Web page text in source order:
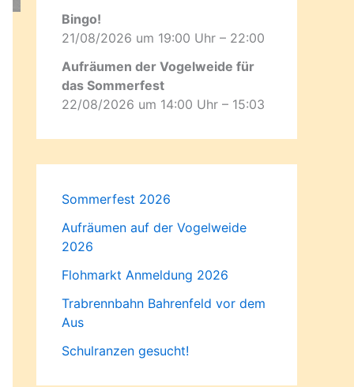
Bingo!
21/08/2026 um 19:00 Uhr – 22:00
Aufräumen der Vogelweide für
das Sommerfest
22/08/2026 um 14:00 Uhr – 15:03
Sommerfest 2026
Aufräumen auf der Vogelweide
2026
Flohmarkt Anmeldung 2026
Trabrennbahn Bahrenfeld vor dem
Aus
Schulranzen gesucht!